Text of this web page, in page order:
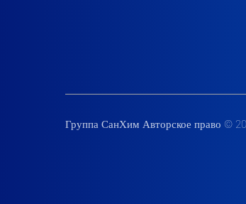
Группа СанХим Авторское право ©